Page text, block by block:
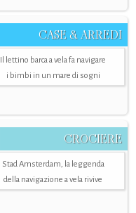
CASE & ARREDI
Il lettino barca a vela fa navigare
i bimbi in un mare di sogni
CROCIERE
Stad Amsterdam, la leggenda
della navigazione a vela rivive